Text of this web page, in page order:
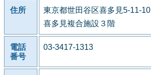
住所
東京都世田谷区喜多見5-11-10
喜多見複合施設３階
電話
番号
03-3417-1313